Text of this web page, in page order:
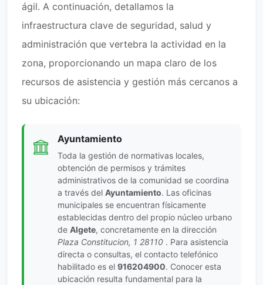
ágil. A continuación, detallamos la
infraestructura clave de seguridad, salud y
administración que vertebra la actividad en la
zona, proporcionando un mapa claro de los
recursos de asistencia y gestión más cercanos a
su ubicación:
Ayuntamiento
Toda la gestión de normativas locales,
obtención de permisos y trámites
administrativos de la comunidad se coordina
a través del Ayuntamiento. Las oficinas
municipales se encuentran físicamente
establecidas dentro del propio núcleo urbano
de Algete, concretamente en la dirección
Plaza Constitucion, 1 28110 . Para asistencia
directa o consultas, el contacto telefónico
habilitado es el 916204900. Conocer esta
ubicación resulta fundamental para la